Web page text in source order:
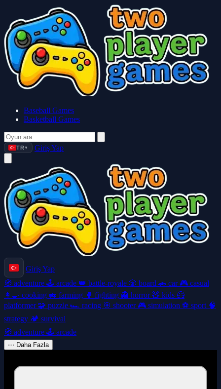
Baseball Games
Basketball Games
TR ▼ Giriş Yap
Giriş Yap
🧭 adventure 🕹️ arcade 👑 battle-royale 🎲 board 🚗 car 🎮 casual
👩‍🍳 cooking 🚜 farming 🥊 fighting 👻 horror🧸 kids 🦸
platformer 🧩 puzzle 🏎️ racing 🎯 shooter 🎮 simulation ⚽ sport 🧠
strategy 🏕️ survival
🧭 adventure 🕹️ arcade
⋯ Daha Fazla